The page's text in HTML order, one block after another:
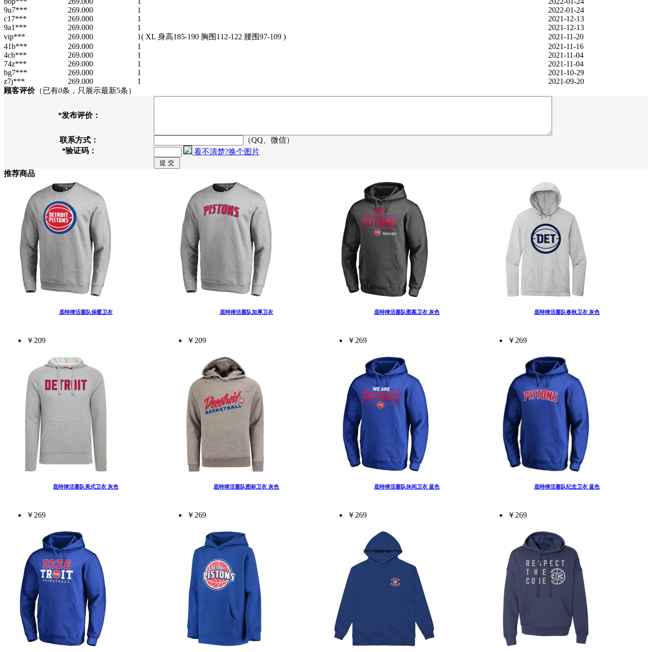
9u7***
269.000 1
2022-01-24
c17***
269.000 1
2021-12-13
9a1***
269.000 1
2021-12-13
vip***
269.000 1( XL 身高185-190 胸围112-122 腰围97-109 )
2021-11-20
41b***
269.000 1
2021-11-16
4cb***
269.000 1
2021-11-04
74z***
269.000 1
2021-11-04
bg7***
269.000 1
2021-10-29
z7j***
269.000 1
2021-09-20
顾客评价（已有0条，只展示最新5条）
*发布评价：
联系方式：
（QQ、微信）
*验证码： 看不清楚?换个图片
推荐商品
底特律活塞队保暖卫衣
￥209
底特律活塞队加厚卫衣
￥209
底特律活塞队图案卫衣 灰色
￥269
底特律活塞队春秋卫衣 灰色
￥269
底特律活塞队美式卫衣 灰色
￥269
底特律活塞队图标卫衣 灰色
￥269
底特律活塞队休闲卫衣 蓝色
￥269
底特律活塞队纪念卫衣 蓝色
￥269